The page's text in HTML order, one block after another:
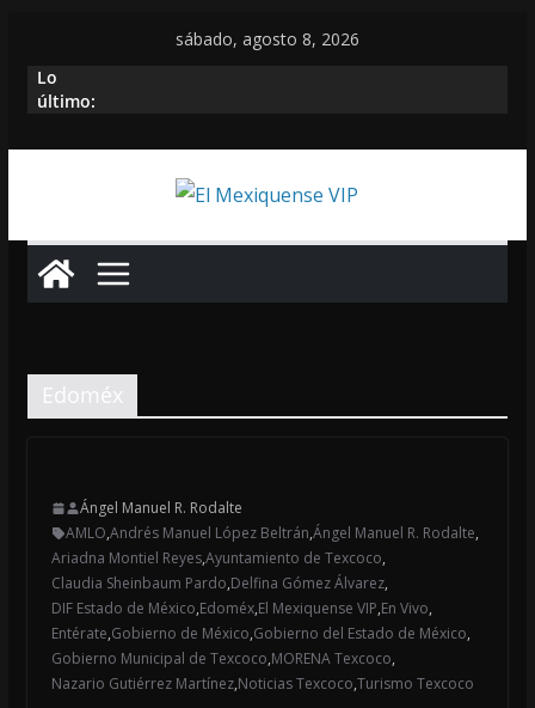
contenido
sábado, agosto 8, 2026
Lo
último:
Edoméx
Ángel Manuel R. Rodalte
AMLO,Andrés Manuel López Beltrán,Ángel Manuel R. Rodalte,
Ariadna Montiel Reyes,Ayuntamiento de Texcoco,
Claudia Sheinbaum Pardo,Delfina Gómez Álvarez,
DIF Estado de México,Edoméx,El Mexiquense VIP,En Vivo,
Entérate,Gobierno de México,Gobierno del Estado de México,
Gobierno Municipal de Texcoco,MORENA Texcoco,
Nazario Gutiérrez Martínez,Noticias Texcoco,Turismo Texcoco